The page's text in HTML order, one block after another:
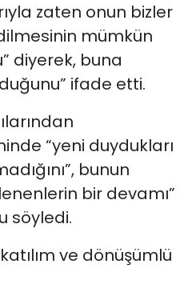
zaten onun bizler
mümkün
diyerek, buna
ifade etti.
“yeni duydukları
bunun
bir devamı”
söyledi.
ve dönüşümlü